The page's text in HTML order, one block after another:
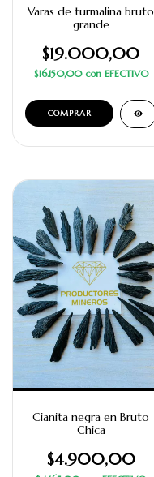
Varas de turmalina bruto
grande
$19.000,00
$16.150,00 con EFECTIVO
COMPRAR
Cianita negra en Bruto
Chica
$4.900,00